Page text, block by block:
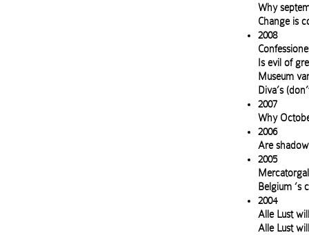
Why
Change is
2008
Is evil of
Museum
Diva’s
2007
Why
2006
Are
2005
Belgium ‘s
2004
Alle Lust
Alle Lust